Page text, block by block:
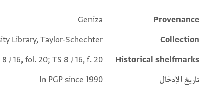
Additional metadata
Provenance
Geniza
Collection
Library, Taylor-Schechter
Historical shelfmarks
J 16, fol. 20; TS 8 J 16, f. 20
تاريخ الإدخال
In PGP since 1990